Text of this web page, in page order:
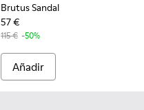
Brutus Sandal
57 €
115 € -50%
Añadir